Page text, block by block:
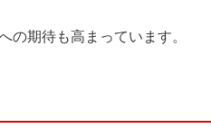
の期待も高まっています。